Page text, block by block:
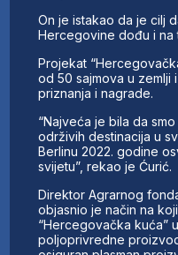
On je istakao da je cilj
Hercegovine dođu i na
Projekat
od 50 sajmova u zemlji
priznanja i nagrade.
“Najveća je bila da
održivih destinacija u
Berlinu 2022. godine
svijetu”, rekao je Ćurić.
Direktor Agrarnog
objasnio je način na
“Hercegovačka kuća”
poljoprivredne